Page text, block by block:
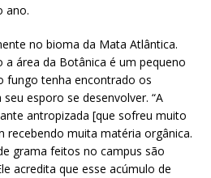
ano.
no bioma da Mata Atlântica.
a área da Botânica é um pequeno
fungo tenha encontrado os
esporo se desenvolver. “A
antropizada [que sofreu muito
recebendo muita matéria orgânica.
grama feitos no campus são
acredita que esse acúmulo de